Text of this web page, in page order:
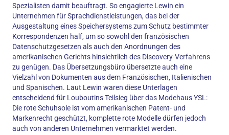
Spezialisten damit beauftragt. So engagierte Lewin ein
Unternehmen für Sprachdienstleistungen, das bei der
Ausgestaltung eines Speichersystems zum Schutz bestimmter
Korrespondenzen half, um so sowohl den französischen
Datenschutzgesetzen als auch den Anordnungen des
amerikanischen Gerichts hinsichtlich des Discovery-Verfahrens
zu genügen. Das Übersetzungsbüro übersetzte auch eine
Vielzahl von Dokumenten aus dem Französischen, Italienischen
und Spanischen. Laut Lewin waren diese Unterlagen
entscheidend für Louboutins Teilsieg über das Modehaus YSL:
Die rote Schuhsole ist vom amerikanischen Patent- und
Markenrecht geschützt, komplette rote Modelle dürfen jedoch
auch von anderen Unternehmen vermarktet werden.